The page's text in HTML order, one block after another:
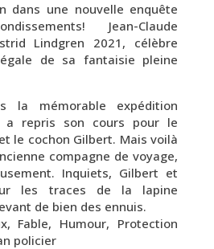
dans une nouvelle enquête
Jean-Claude
Lindgren 2021, célèbre
de sa fantaisie pleine
la mémorable expédition
a repris son cours pour le
le cochon Gilbert. Mais voilà
compagne de voyage,
Inquiets, Gilbert et
les traces de la lapine
de bien des ennuis.
Fable, Humour, Protection
policier